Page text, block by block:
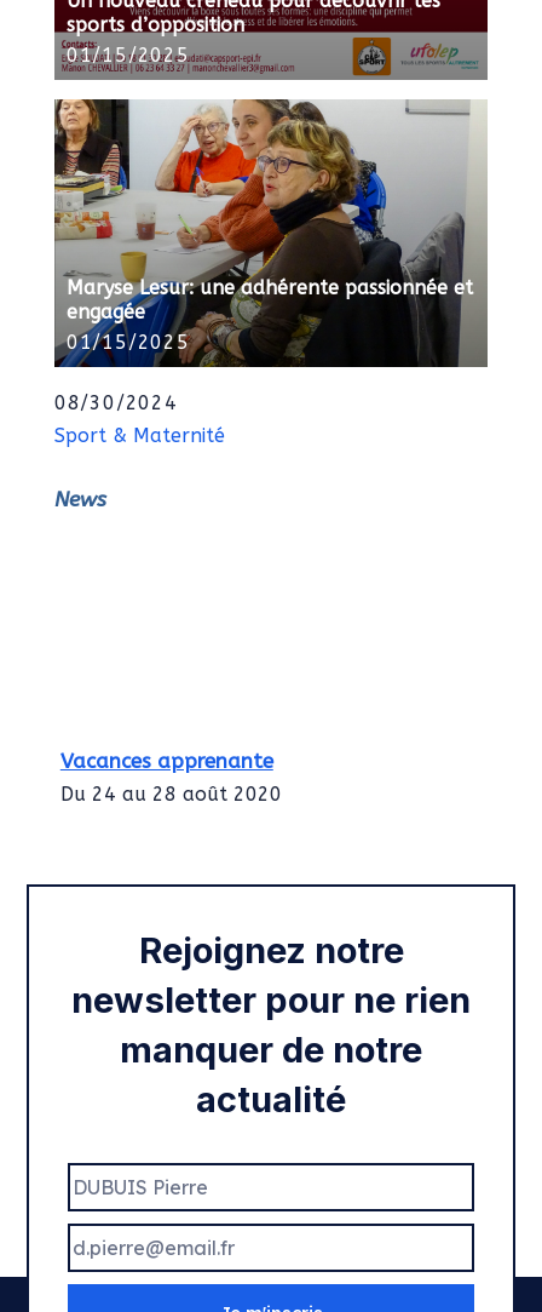
sports d’opposition
01/15/2025
Maryse Lesur: une adhérente passionnée et
engagée
01/15/2025
08/30/2024
Sport & Maternité
News
Vacances apprenante
Du 24 au 28 août 2020
Rentrée 2020
Rejoignez notre
newsletter pour ne rien
manquer de notre
actualité